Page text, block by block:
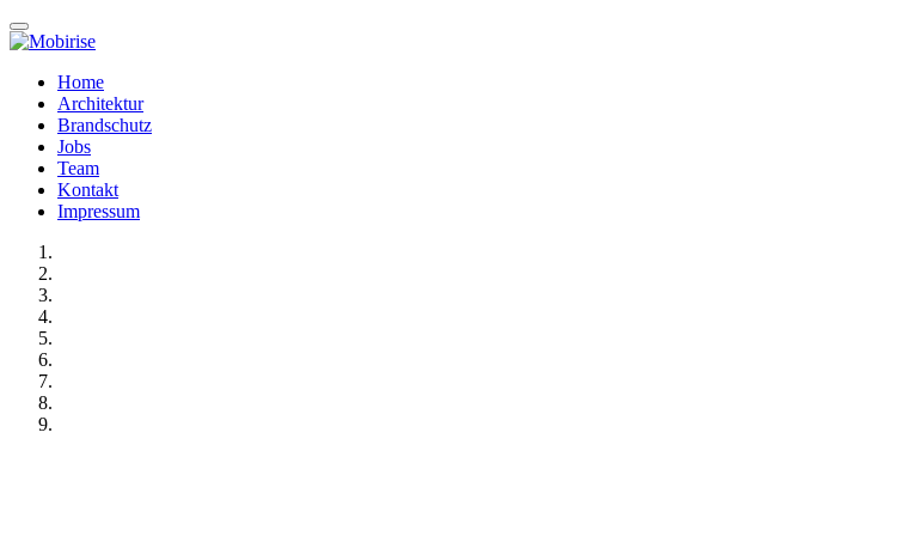
Home
Architektur
Brandschutz
Jobs
Team
Kontakt
Impressum